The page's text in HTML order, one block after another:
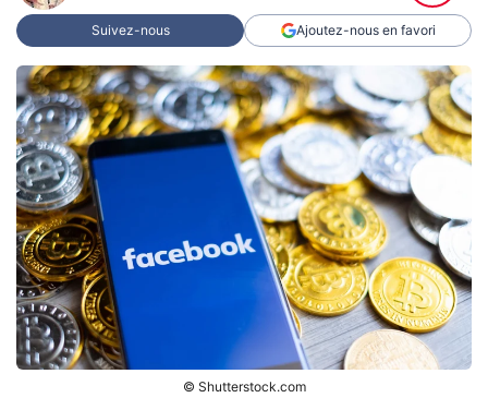
Suivez-nous Ajoutez-nous en favori
© Shutterstock.com